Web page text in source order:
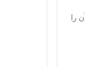
را